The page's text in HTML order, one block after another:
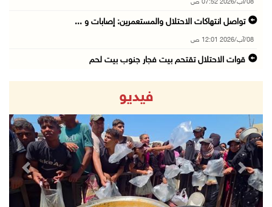
08/آب/2026 07:52 ص
تواصل انتهاكات الاحتلال والمستعمرين: إصابات و ...
08/آب/2026 12:01 ص
قوات الاحتلال تقتحم بيت فجار جنوب بيت لحم
أسعار الغذاء العالمية عند أعلى مستوى منذ 3 سن ...
07/آب/2026 11:11 م
قوات الاحتلال تقتحم بيت لحم
07/آب/2026 10:40 م
قوات الاحتلال تعتقل طفلا من قرية عنزا جنوب جن ...
07/آب/2026 10:17 م
فيديو
Next